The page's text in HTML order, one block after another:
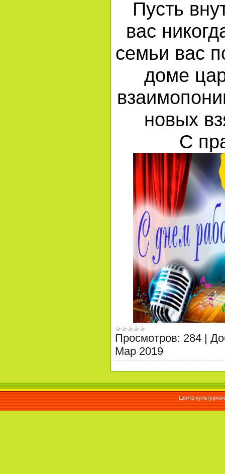
Пусть
вас
семьи вас
доме
новых
С
Просмотров: 284 |
Мар 2019
Центр